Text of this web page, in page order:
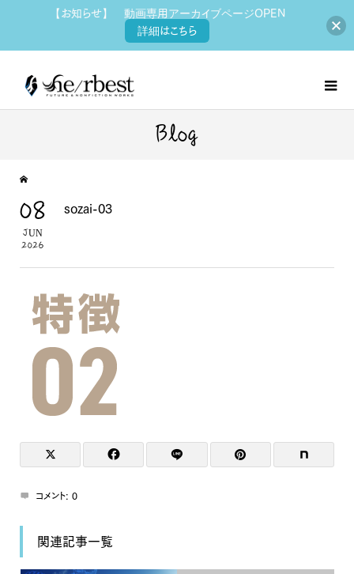
Blog
08
JUN
2026
sozai-03
コメント: 0
関連記事一覧
【お知らせ】 動画専用アーカイブページOPEN
詳細はこちら